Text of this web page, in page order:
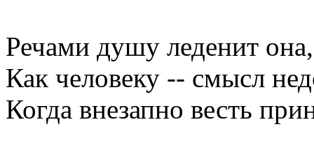
Речами душу леденит она,
Как человеку -- смысл
Когда внезапно весть